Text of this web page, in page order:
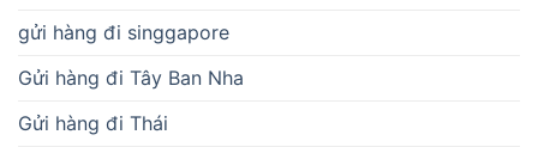
gửi hàng đi singgapore
Gửi hàng đi Tây Ban Nha
Gửi hàng đi Thái